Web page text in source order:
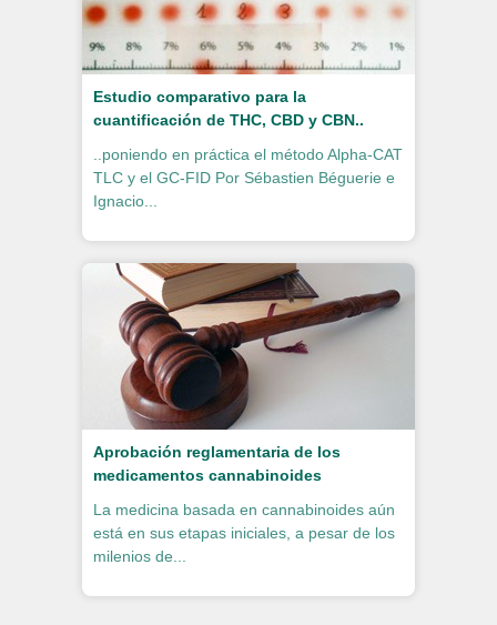
Estudio comparativo para la
cuantificación de THC, CBD y CBN..
..poniendo en práctica el método Alpha-CAT
TLC y el GC-FID Por Sébastien Béguerie e
Ignacio...
Aprobación reglamentaria de los
medicamentos cannabinoides
La medicina basada en cannabinoides aún
está en sus etapas iniciales, a pesar de los
milenios de...